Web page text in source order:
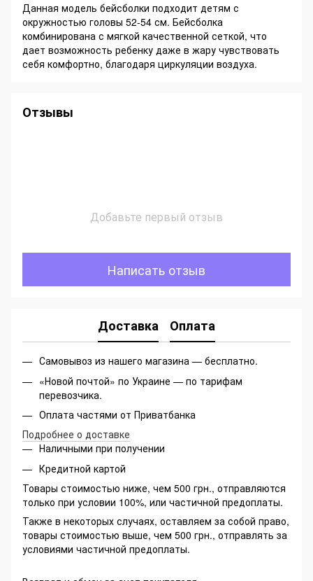
Данная модель бейсболки подходит детям с
окружностью головы 52-54 см. Бейсболка
комбинирована с мягкой качественной сеткой, что
дает возможность ребенку даже в жару чувствовать
себя комфортно, благодаря циркуляции воздуха.
Отзывы
Добавьте первый отзыв
Написать отзыв
Доставка Оплата
Самовывоз из нашего магазина — бесплатно.
«Новой почтой» по Украине — по тарифам
перевозчика.
Оплата частями от Приватбанка
Подробнее о доставке
Наличными при получении
Кредитной картой
Товары стоимостью ниже, чем 500 грн., отправляются
только при условии 100%, или частичной предоплаты.
Также в некоторых случаях, оставляем за собой право,
товары стоимостью выше, чем 500 грн., отправлять за
условиями частичной предоплаты.